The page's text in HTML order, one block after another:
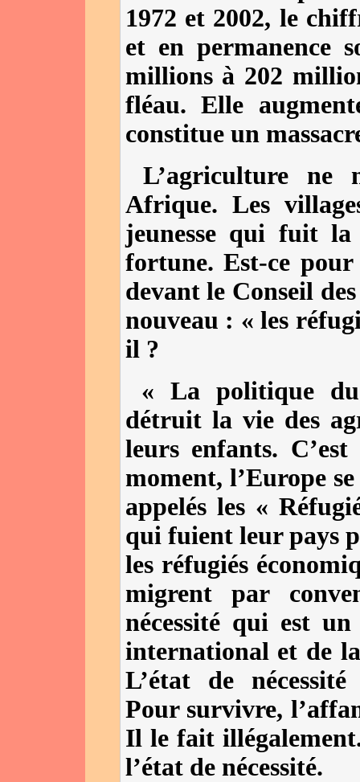
1972 et 2002, le
et en permanence
millions à 202
fléau. Elle
constitue un
L’agriculture ne
Afrique. Les
jeunesse qui fuit la
fortune. Est-ce pour
devant le Conseil
nouveau : « les
il ?
« La politique du
détruit la vie des
leurs enfants.
moment, l’Europe
appelés les «
qui fuient leur pays
les réfugiés
migrent par
nécessité qui est
international et de
L’état de
Pour survivre,
Il le fait
l’état de nécessité.